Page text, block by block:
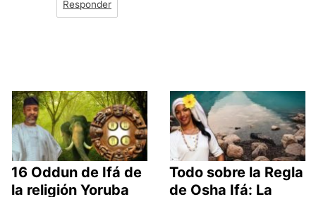
Responder
16 Oddun de Ifá de
la religión Yoruba
Todo sobre la Regla
de Osha Ifá: La